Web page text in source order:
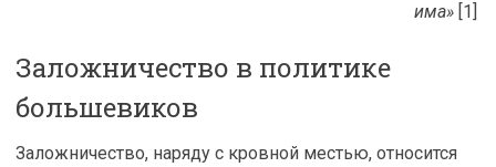
има» [1]
Заложничество в политике
большевиков
Заложничество, наряду с кровной местью, относится